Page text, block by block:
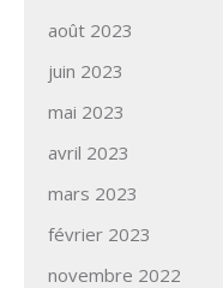
août 2023
juin 2023
mai 2023
avril 2023
mars 2023
février 2023
novembre 2022